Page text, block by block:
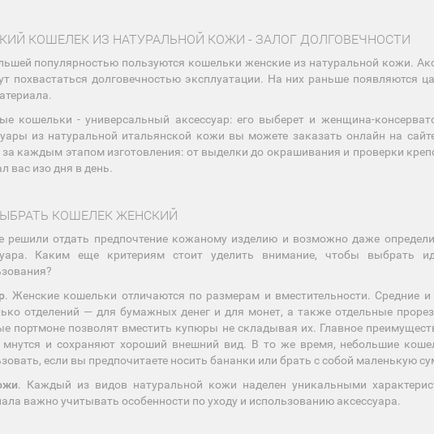
КОШЕЛЕК ИЗ НАТУРАЛЬНОЙ КОЖИ - ЗАЛОГ ДОЛГОВЕЧНОСТИ
популярностью пользуются кошельки женские из натуральной кожи.
похвастаться долговечностью эксплуатации. На них раньше
кошельки - универсальный аксессуар: его выберет и женщина-
из натуральной итальянской кожи вы можете заказать онлайн на
за каждым этапом изготовления: от выделки до окрашивания и проверки
вас изо дня в день.
КОШЕЛЕК ЖЕНСКИЙ
решили отдать предпочтение кожаному изделию и возможно даже
Каким еще критериям стоит уделить внимание, чтобы выбрать
. Женские кошельки отличаются по размерам и вместительности. Средние
отделений — для бумажных денег и для монет, а также отдельные
портмоне позволят вместить купюры не складывая их. Главное
мнутся и сохраняют хороший внешний вид. В то же время, небольшие
если вы предпочитаете носить бананки или брать с собой маленькую
. Каждый из видов натуральной кожи наделен уникальными
важно учитывать особенности по уходу и использованию аксессуара.